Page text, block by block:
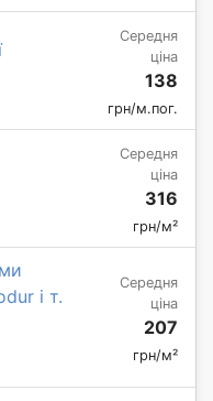
Середня
ціна
138
грн/м.пог.
Середня
ціна
316
грн/м²
і т.
Середня
ціна
207
грн/м²